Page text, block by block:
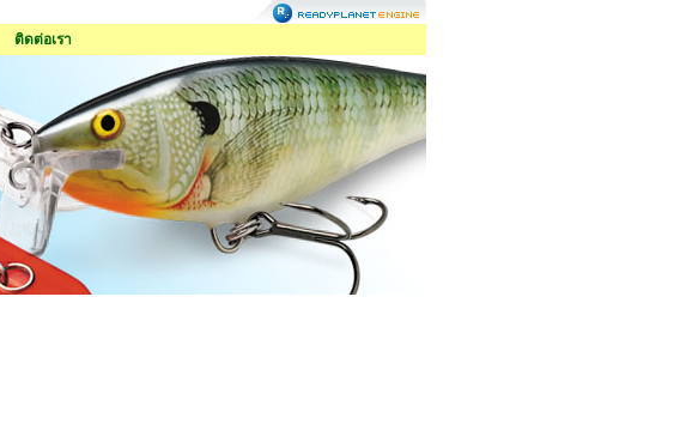
ติดต่อเรา